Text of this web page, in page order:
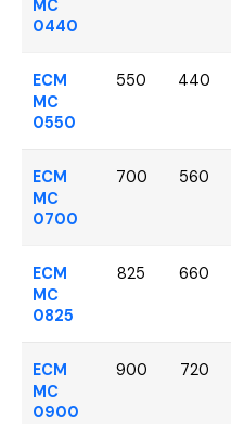
MC
0440
ECM
MC
0550
550 440
ECM
MC
0700
700 560
ECM
MC
0825
825 660
ECM
MC
0900
900 720